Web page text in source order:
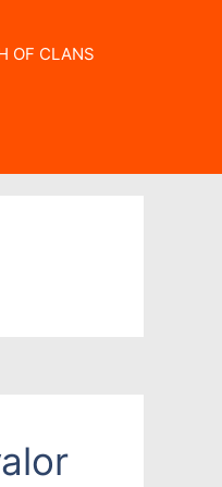
OF CLANS